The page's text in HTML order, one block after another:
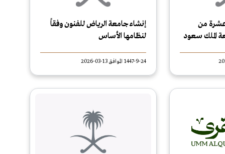
عشرة من
الملك سعود
إنشاء جامعة الرياض للفنون وفقاً
لنظامها الأساس
1447-9-24 الموافق 13-03-2026